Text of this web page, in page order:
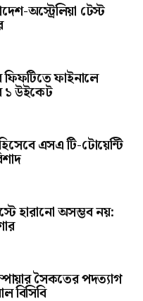
অস্ট্রেলিয়া টেস্ট
ফাইনালে
১ উইকেট
এসএ টি-টোয়েন্টি
হারানো অসম্ভব নয়:
সৈকতের পদত্যাগ
বিসিবি